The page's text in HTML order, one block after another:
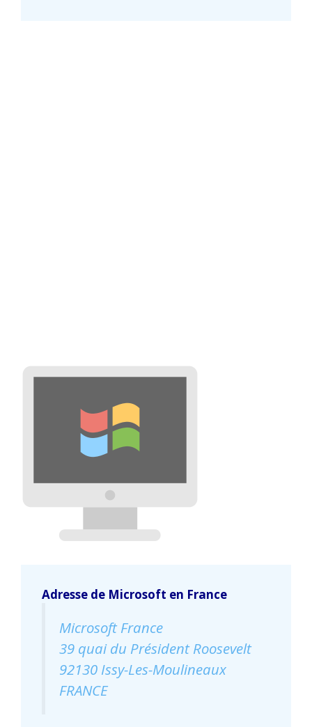
Adresse de Microsoft en France
Microsoft France
39 quai du Président Roosevelt
92130 Issy-Les-Moulineaux
FRANCE